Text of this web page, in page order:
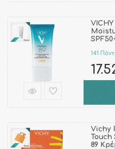
141
Vichy
Touch
89